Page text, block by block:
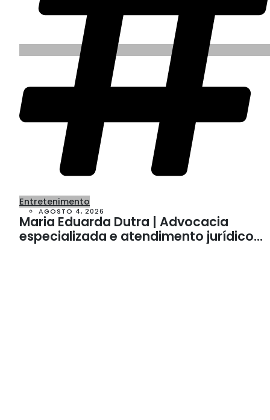
Entretenimento
AGOSTO 4, 2026
Maria Eduarda Dutra | Advocacia
especializada e atendimento jurídico